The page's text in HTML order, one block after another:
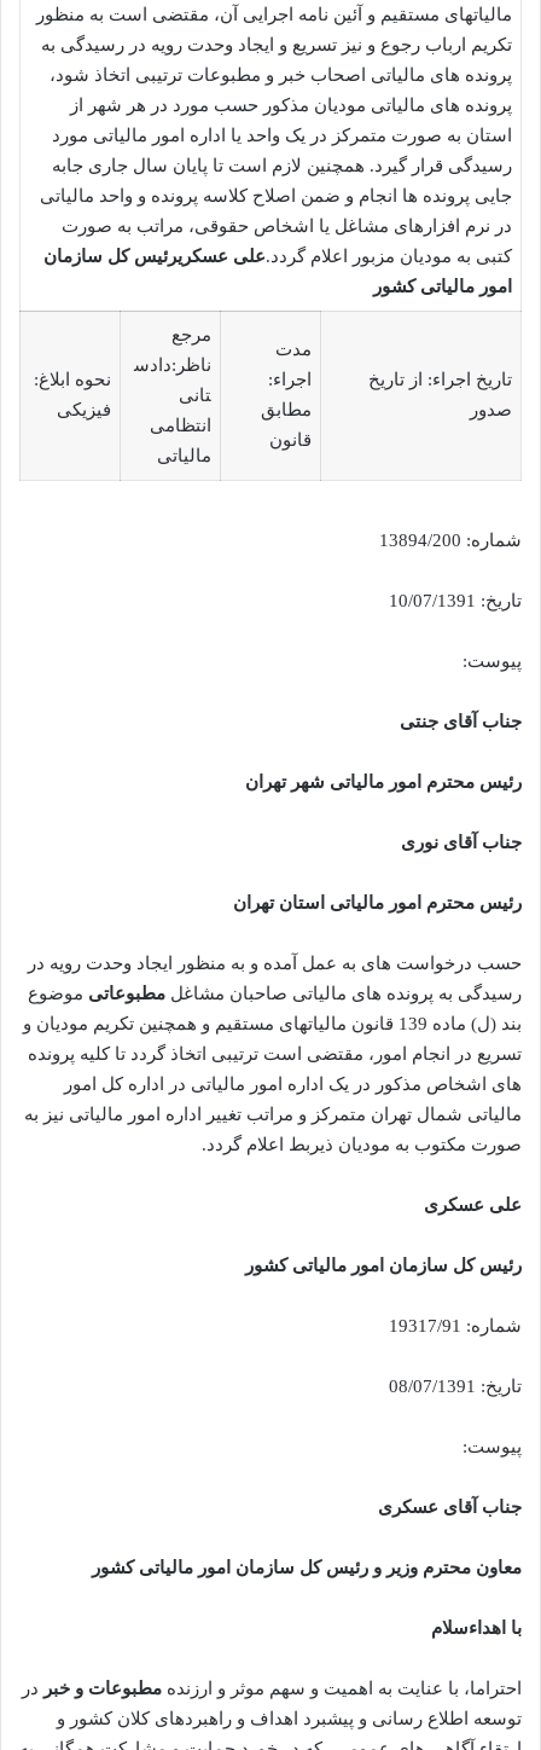
مالیاتهای مستقیم و آئین نامه اجرایی آن، مقتضی است به منظور
تکریم ارباب رجوع و نیز تسریع و ایجاد وحدت رویه در رسیدگی به
پرونده های مالیاتی اصحاب خبر و مطبوعات ترتیبی اتخاذ شود،
پرونده های مالیاتی مودیان مذکور حسب مورد در هر شهر از
استان به صورت متمرکز در یک واحد یا اداره امور مالیاتی مورد
رسیدگی قرار گیرد. همچنین لازم است تا پایان سال جاری جابه
جایی پرونده ها انجام و ضمن اصلاح کلاسه پرونده و واحد مالیاتی
در نرم افزارهای مشاغل یا اشخاص حقوقی، مراتب به صورت
کتبی به مودیان مزبور اعلام گردد.علی عسکریرئیس کل سازمان
امور مالیاتی کشور
تاریخ اجراء: از تاریخ
صدور
مدت
اجراء:
مطابق
قانون
مرجع
ناظر:دادس
تانی
انتظامی
مالیاتی
نحوه ابلاغ:
فیزیکی
شماره: 13894/200
تاریخ: 10/07/1391
پیوست:
جناب آقای جنتی
رئیس محترم امور مالیاتی شهر تهران
جناب آقای نوری
رئیس محترم امور مالیاتی استان تهران
حسب درخواست های به عمل آمده و به منظور ایجاد وحدت رویه در
رسیدگی به پرونده های مالیاتی صاحبان مشاغل مطبوعاتی موضوع
بند (ل) ماده 139 قانون مالیاتهای مستقیم و همچنین تکریم مودیان و
تسریع در انجام امور، مقتضی است ترتیبی اتخاذ گردد تا کلیه پرونده
های اشخاص مذکور در یک اداره امور مالیاتی در اداره کل امور
مالیاتی شمال تهران متمرکز و مراتب تغییر اداره امور مالیاتی نیز به
صورت مکتوب به مودیان ذیربط اعلام گردد.
علی عسکری
رئیس کل سازمان امور مالیاتی کشور
شماره: 19317/91
تاریخ: 08/07/1391
پیوست:
جناب آقای عسکری
معاون محترم وزیر و رئیس کل سازمان امور مالیاتی کشور
با اهداء‌سلام
احتراما، با عنایت به اهمیت و سهم موثر و ارزنده مطبوعات و خبر در
توسعه اطلاع رسانی و پیشبرد اهداف و راهبردهای کلان کشور و